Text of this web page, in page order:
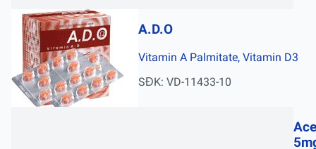
A.D.O
Vitamin A Palmitate, Vitamin D3
SĐK: VD-11433-10